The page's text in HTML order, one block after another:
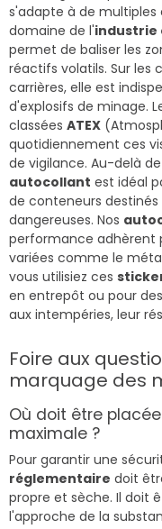
s'adapte à de multiples
domaine de l'industrie
permet de baliser les
réactifs volatils. Sur les
carrières, elle est
d'explosifs de minage.
classées ATEX
quotidiennement ces
de vigilance. Au-delà
autocollant est idéal
de conteneurs
dangereuses. Nos
performance adhèrent
variées comme le
vous utilisiez ces
en entrepôt ou pour des
aux intempéries, leur
Foire aux
marquage des
Où doit être
maximale ?
Pour garantir une
réglementaire doit
propre et sèche. Il doit
l'approche de la